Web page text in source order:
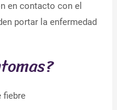
en contacto con el
portar la enfermedad
fiebre